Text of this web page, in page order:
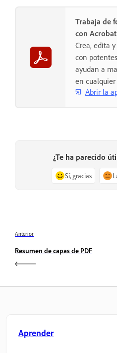
Trabaja de
con
Crea, edita
con
ayudan a
en cualquier
Abrir la
¿Te ha parecido
Sí, gracias
Anterior
Resumen de capas de PDF
Aprender